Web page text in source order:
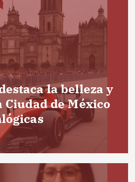
la belleza y
Ciudad de México